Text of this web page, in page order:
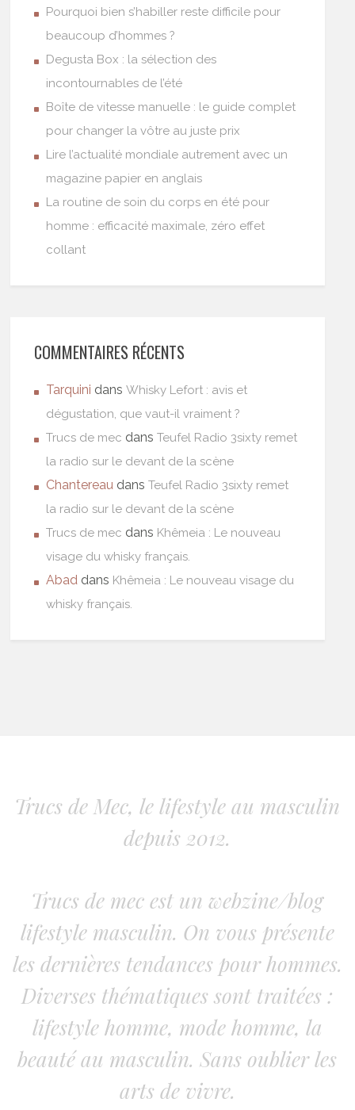
Pourquoi bien s’habiller reste difficile pour
beaucoup d’hommes ?
Degusta Box : la sélection des
incontournables de l’été
Boîte de vitesse manuelle : le guide complet
pour changer la vôtre au juste prix
Lire l’actualité mondiale autrement avec un
magazine papier en anglais
La routine de soin du corps en été pour
homme : efficacité maximale, zéro effet
collant
COMMENTAIRES RÉCENTS
Tarquini dansWhisky Lefort : avis et
dégustation, que vaut-il vraiment ?
Trucs de mec dansTeufel Radio 3sixty remet
la radio sur le devant de la scène
Chantereau dansTeufel Radio 3sixty remet
la radio sur le devant de la scène
Trucs de mec dans Khêmeia : Le nouveau
visage du whisky français.
Abad dans Khêmeia : Le nouveau visage du
whisky français.
Trucs de Mec, le lifestyle au masculin
depuis 2012.
Trucs de mec est un webzine/blog
lifestyle masculin. On vous présente
les dernières tendances pour hommes.
Diverses thématiques sont traitées :
lifestyle homme, mode homme, la
beauté au masculin. Sans oublier les
arts de vivre.